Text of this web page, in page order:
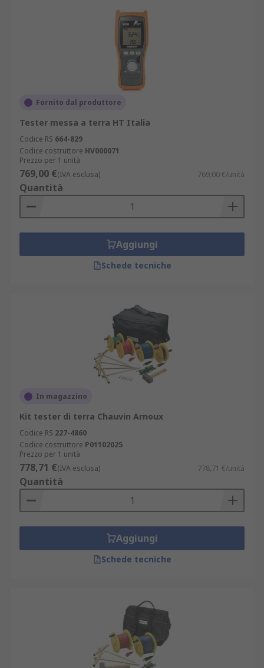
Fornito dal produttore
Tester messa a terra HT Italia
Codice RS 664-829
Codice costruttore HV000071
Prezzo per 1 unità
769,00 €(IVA esclusa) 769,00 €/unità
Quantità
Aggiungi
Schede tecniche
In magazzino
Kit tester di terra Chauvin Arnoux
Codice RS 227-4860
Codice costruttore P01102025
Prezzo per 1 unità
778,71 €(IVA esclusa) 778,71 €/unità
Quantità
Aggiungi
Schede tecniche